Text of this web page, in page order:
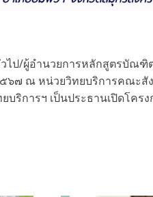
ไป/ผู้อำนวยการหลักสูตรบัณฑิ
๖๗ ณ หน่วยวิทยบริการคณะ
บริการฯ เป็นประธานเปิดโคร